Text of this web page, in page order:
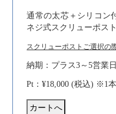
通常の太芯＋シリコン
ネジ式スクリューポスト
スクリューポストご選択の
納期：プラス3～5営業日
Pt：¥18,000 (税込) ※1